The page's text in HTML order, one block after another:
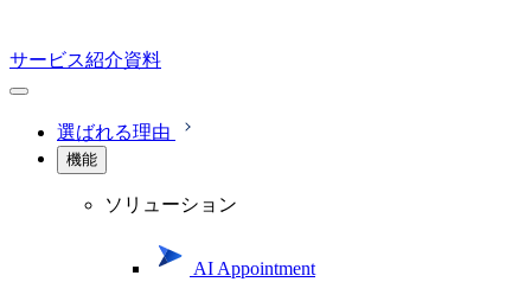
サービス紹介資料
選ばれる理由
機能
ソリューション
AI Appointment